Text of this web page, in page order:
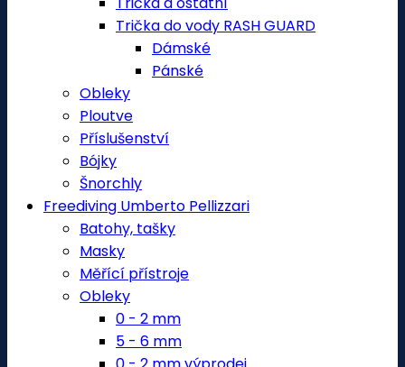
Trička do vody RASH GUARD
Dámské
Pánské
Obleky
Ploutve
Příslušenství
Bójky
Šnorchly
Freediving Umberto Pellizzari
Batohy, tašky
Masky
Měřící přístroje
Obleky
0 - 2 mm
5 - 6 mm